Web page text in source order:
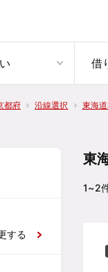
借
都府 沿線選択 東海
する
東
1~2